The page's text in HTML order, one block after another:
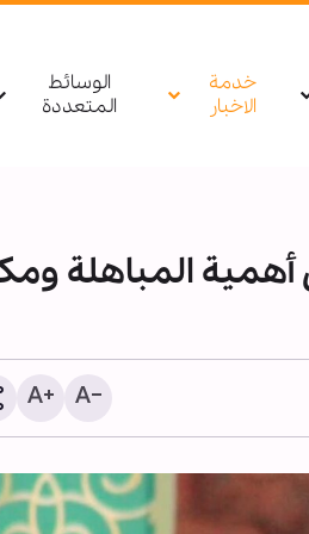
خدمة
الاخبار
الوسائط
المتعددة
المباهلة
ليس المال وحده.. ما
وراء مغادرة أهم